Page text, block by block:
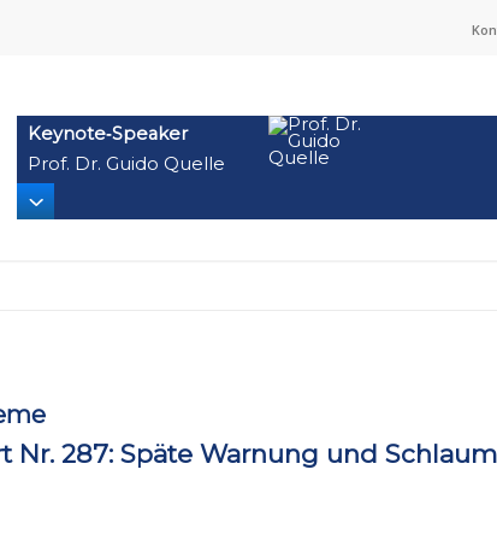
Keynote‑Speaker
Prof. Dr. Guido Quelle
Nr. 287: Späte Warnung und